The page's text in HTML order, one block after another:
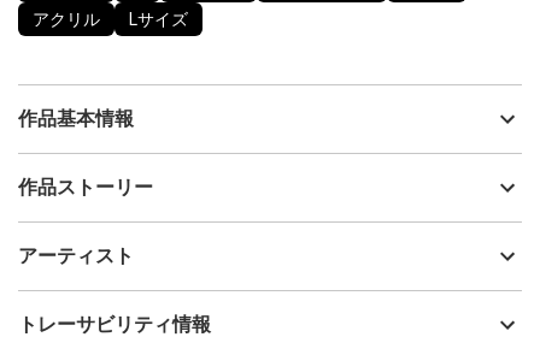
アクリル
Lサイズ
作品基本情報
出品者
制作年
アクリル
作品ストーリー
多重階層の夢の構造を描いた夢です。
アーティスト
Soyblanc
トレーサビリティ情報